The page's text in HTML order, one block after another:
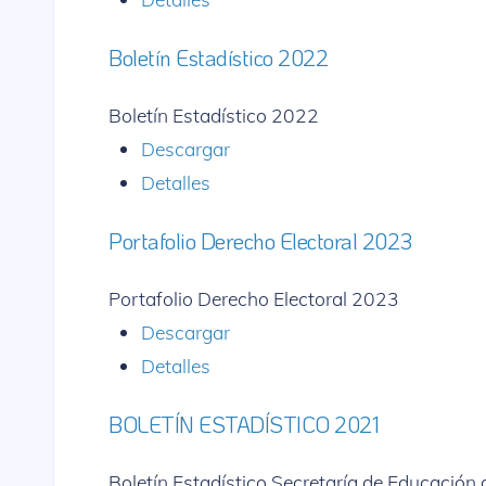
Boletín Estadístico 2022
Boletín Estadístico 2022
Descargar
Detalles
Portafolio Derecho Electoral 2023
Portafolio Derecho Electoral 2023
Descargar
Detalles
BOLETÍN ESTADÍSTICO 2021